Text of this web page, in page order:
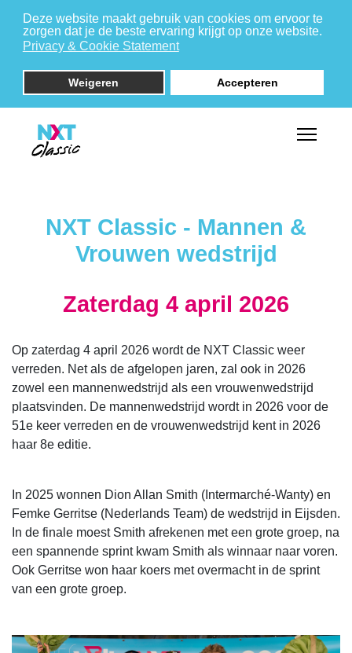
Deze website maakt gebruik van cookies om ervoor te
zorgen dat je de beste ervaring krijgt op onze website.
Privacy & Cookie Statement
Weigeren Accepteren
NXT Classic - Mannen &
Vrouwen wedstrijd
Zaterdag 4 april 2026
Op zaterdag 4 april 2026 wordt de NXT Classic weer
verreden. Net als de afgelopen jaren, zal ook in 2026
zowel een mannenwedstrijd als een vrouwenwedstrijd
plaatsvinden. De mannenwedstrijd wordt in 2026 voor de
51e keer verreden en de vrouwenwedstrijd kent in 2026
haar 8e editie.
In 2025 wonnen Dion Allan Smith (Intermarché-Wanty) en
Femke Gerritse (Nederlands Team) de wedstrijd in Eijsden.
In de finale moest Smith afrekenen met een grote groep, na
een spannende sprint kwam Smith als winnaar naar voren.
Ook Gerritse won haar koers met overmacht in de sprint
van een grote groep.